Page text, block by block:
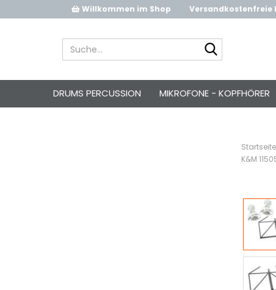
Willkommen im Shop Versandkostenfreie
DRUMS PERCUSSION MIKROFONE - KOPFHÖRER
Startseite
K&M